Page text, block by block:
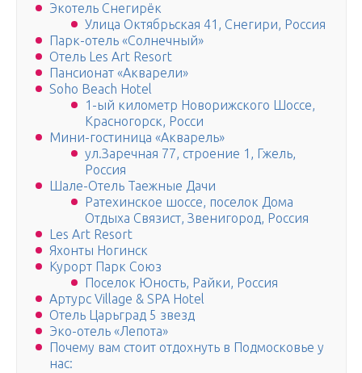
Экотель Снегирёк
Улица Октябрьская 41, Снегири, Россия
Парк-отель «Солнечный»
Отель Les Art Resort
Пансионат «Акварели»
Soho Beach Hotel
1-ый километр Новорижского Шоссе,
Красногорск, Росси
Мини-гостиница «Акварель»
ул.Заречная 77, строение 1, Гжель,
Россия
Шале-Отель Таежные Дачи
Ратехинское шоссе, поселок Дома
Отдыха Связист, Звенигород, Россия
Les Art Resort
Яхонты Ногинск
Курорт Парк Союз
Поселок Юность, Райки, Россия
Артурс Village & SPA Hotel
Отель Царьград 5 звезд
Эко-отель «Лепота»
Почему вам стоит отдохнуть в Подмосковье у
нас: